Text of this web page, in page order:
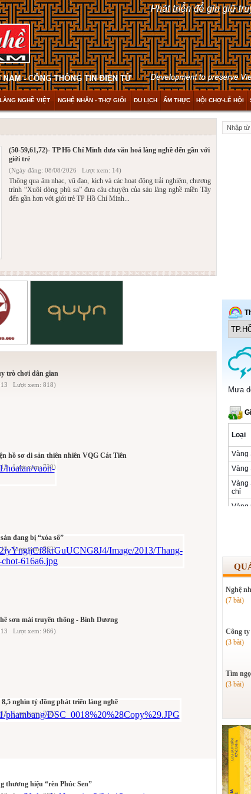
LÀNG NGHỀ VIỆT NGHỆ NHÂN - THỢ GIỎI DU LỊCH ẨM THỰC HỘI CHỢ-LỄ HỘI
(50-59,61,72)- TP Hồ Chí Minh đưa văn hoá làng nghề đến gần với
giới trẻ
(Ngày đăng: 08/08/2026 Lượt xem: 14)
Thông qua âm nhạc, vũ đạo, kịch và các hoạt động trải nghiệm, chương
trình “Xuôi dòng phù sa” đưa câu chuyện của sáu làng nghề miền Tây
đến gần hơn với giới trẻ TP Hồ Chí Minh...
trò chơi dân gian
Lượt xem: 818)
hồ sơ di sản thiên nhiên VQG Cát Tiên
Lượt xem: 739)
đang bị “xóa sổ”
Lượt xem: 762)
sơn mài truyền thống - Bình Dương
Lượt xem: 966)
nghìn tỷ đồng phát triển làng nghề
Lượt xem: 728)
thương hiệu “rèn Phúc Sen”
Nghệ
(7 bài)
Công
(3 bài)
Tìm
(3 bài)